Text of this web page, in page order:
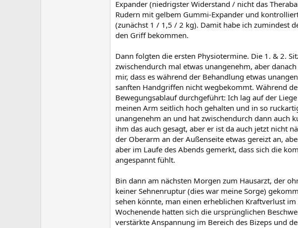
Expander (niedrigster Widerstand / nicht das
Rudern mit gelbem Gummi-Expander und
(zunächst 1 / 1,5 / 2 kg). Damit habe ich zumindest
den Griff bekommen.
Dann folgten die ersten Physiotermine. Die 1. & 2.
zwischendurch mal etwas unangenehm, aber
mir, dass es während der Behandlung etwas
sanften Handgriffen nicht wegbekommt. Während
Bewegungsablauf durchgeführt: Ich lag auf der
meinen Arm seitlich hoch gehalten und in so
unangenehm an und hat zwischendurch dann auch
ihm das auch gesagt, aber er ist da auch jetzt nicht
der Oberarm an der Außenseite etwas gereizt an,
aber im Laufe des Abends gemerkt, dass sich die
angespannt fühlt.
Bin dann am nächsten Morgen zum Hausarzt, der
keiner Sehnenruptur (dies war meine Sorge)
sehen könnte, man einen erheblichen Kraftverlust
Wochenende hatten sich die ursprünglichen
verstärkte Anspannung im Bereich des Bizeps und